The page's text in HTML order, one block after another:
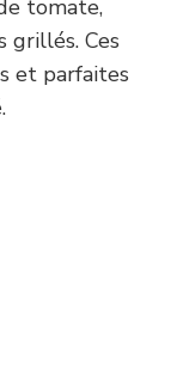
tomate,
grillés. Ces
et parfaites